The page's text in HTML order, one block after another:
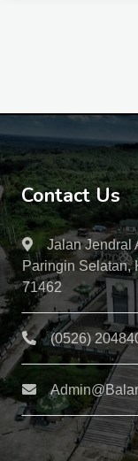
Contact Us
Jalan Jendral
Paringin Selatan,
71462
(0526)